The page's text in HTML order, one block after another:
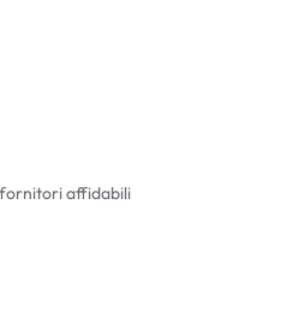
fornitori affidabili